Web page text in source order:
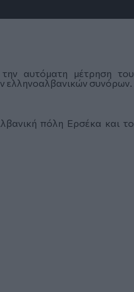
αυτόματη μέτρηση του
ελληνοαλβανικών συνόρων.
πόλη Ερσέκα και το